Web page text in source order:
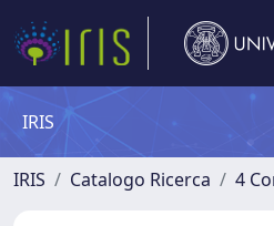
IRIS
IRIS Catalogo Ricerca 4